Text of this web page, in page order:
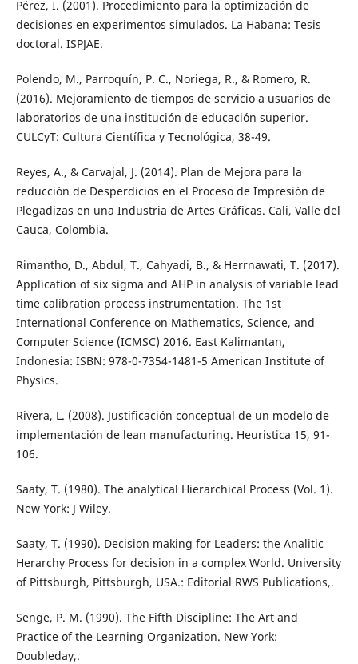
Pérez, I. (2001). Procedimiento para la optimización de
decisiones en experimentos simulados. La Habana: Tesis
doctoral. ISPJAE.
Polendo, M., Parroquín, P. C., Noriega, R., & Romero, R.
(2016). Mejoramiento de tiempos de servicio a usuarios de
laboratorios de una institución de educación superior.
CULCyT: Cultura Científica y Tecnológica, 38-49.
Reyes, A., & Carvajal, J. (2014). Plan de Mejora para la
reducción de Desperdicios en el Proceso de Impresión de
Plegadizas en una Industria de Artes Gráficas. Cali, Valle del
Cauca, Colombia.
Rimantho, D., Abdul, T., Cahyadi, B., & Herrnawati, T. (2017).
Application of six sigma and AHP in analysis of variable lead
time calibration process instrumentation. The 1st
International Conference on Mathematics, Science, and
Computer Science (ICMSC) 2016. East Kalimantan,
Indonesia: ISBN: 978-0-7354-1481-5 American Institute of
Physics.
Rivera, L. (2008). Justificación conceptual de un modelo de
implementación de lean manufacturing. Heuristica 15, 91-
106.
Saaty, T. (1980). The analytical Hierarchical Process (Vol. 1).
New York: J Wiley.
Saaty, T. (1990). Decision making for Leaders: the Analitic
Herarchy Process for decision in a complex World. University
of Pittsburgh, Pittsburgh, USA.: Editorial RWS Publications,.
Senge, P. M. (1990). The Fifth Discipline: The Art and
Practice of the Learning Organization. New York:
Doubleday,.